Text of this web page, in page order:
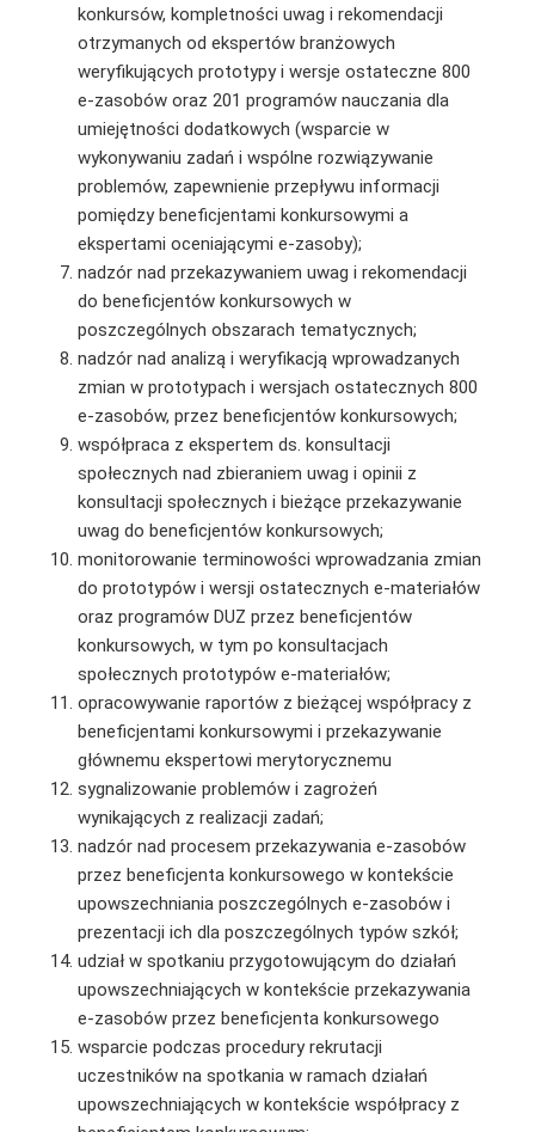
konkursów, kompletności uwag i rekomendacji
otrzymanych od ekspertów branżowych
weryfikujących prototypy i wersje ostateczne 800
e-zasobów oraz 201 programów nauczania dla
umiejętności dodatkowych (wsparcie w
wykonywaniu zadań i wspólne rozwiązywanie
problemów, zapewnienie przepływu informacji
pomiędzy beneficjentami konkursowymi a
ekspertami oceniającymi e-zasoby);
nadzór nad przekazywaniem uwag i rekomendacji
do beneficjentów konkursowych w
poszczególnych obszarach tematycznych;
nadzór nad analizą i weryfikacją wprowadzanych
zmian w prototypach i wersjach ostatecznych 800
e-zasobów, przez beneficjentów konkursowych;
współpraca z ekspertem ds. konsultacji
społecznych nad zbieraniem uwag i opinii z
konsultacji społecznych i bieżące przekazywanie
uwag do beneficjentów konkursowych;
monitorowanie terminowości wprowadzania zmian
do prototypów i wersji ostatecznych e-materiałów
oraz programów DUZ przez beneficjentów
konkursowych, w tym po konsultacjach
społecznych prototypów e-materiałów;
opracowywanie raportów z bieżącej współpracy z
beneficjentami konkursowymi i przekazywanie
głównemu ekspertowi merytorycznemu
sygnalizowanie problemów i zagrożeń
wynikających z realizacji zadań;
nadzór nad procesem przekazywania e-zasobów
przez beneficjenta konkursowego w kontekście
upowszechniania poszczególnych e-zasobów i
prezentacji ich dla poszczególnych typów szkół;
udział w spotkaniu przygotowującym do działań
upowszechniających w kontekście przekazywania
e-zasobów przez beneficjenta konkursowego
wsparcie podczas procedury rekrutacji
uczestników na spotkania w ramach działań
upowszechniających w kontekście współpracy z